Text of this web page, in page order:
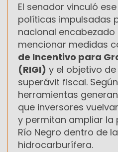
El senador vinculó
políticas impulsadas
nacional encabezado
mencionar medidas
de Incentivo para
(RIGI) y el objetivo
superávit fiscal.
herramientas
que inversores
y permitan ampliar la
Río Negro dentro de
hidrocarburífera.